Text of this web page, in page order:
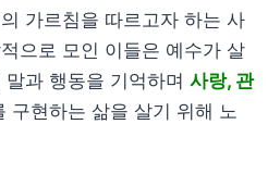
가르침을 따르고자 하는 사
으로 모인 이들은 예수가 살
과 행동을 기억하며 사랑, 관
구현하는 삶을 살기 위해 노